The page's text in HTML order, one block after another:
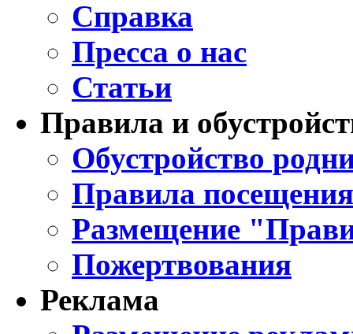
Справка
Пресса о нас
Статьи
Правила и
Обустройство
Правила
Размещение
Пожертвования
Реклама